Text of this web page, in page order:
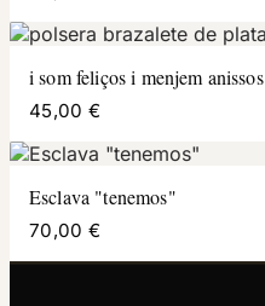
i som feliços i menjem anissos
45,00 €
Esclava "tenemos"
70,00 €